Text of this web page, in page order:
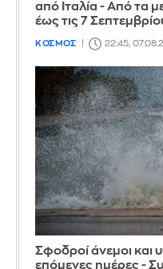
από Ιταλία - Από τα
έως τις 7
ΚΟΣΜΟΣ 22:45,
Σφοδροί άνεμοι και
επόμενες ημέρες -